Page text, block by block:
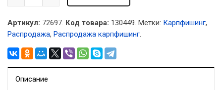
Артикул: 72697. Код товара: 130449. Метки: Карпфишинг,
Распродажа, Распродажа карпфишинг.
Описание